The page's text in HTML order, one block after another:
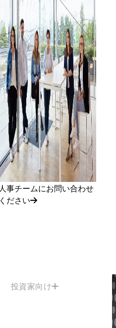
人事チームにお問い合わせ
ください
投資家向け